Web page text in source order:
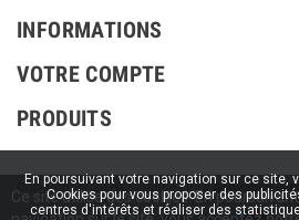
INFORMATIONS
VOTRE COMPTE
PRODUITS
Copyright © 2020 / 2022 / 2023Aspiration-
Ce site utilise des cookies. En
En poursuivant votre navigation sur ce site,
Cookies pour vous proposer des
centres d'intérêts et réaliser des